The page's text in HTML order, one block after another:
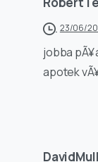
23/06/
jobba
apotek